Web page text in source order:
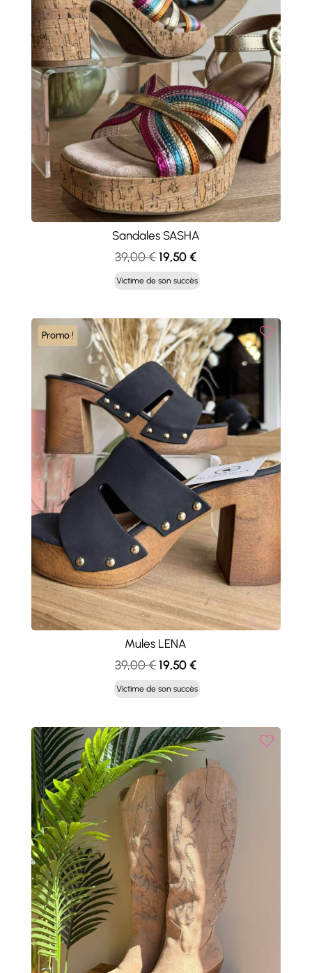
Sandales SASHA
39,00€ Le
prix
initial
39,00 €.
19,50€Le
prix
actuel
19,50 €.
Victime de son succès
Promo !
Mules LENA
39,00€ Le
prix
initial
39,00 €.
19,50€Le
prix
actuel
19,50 €.
Victime de son succès